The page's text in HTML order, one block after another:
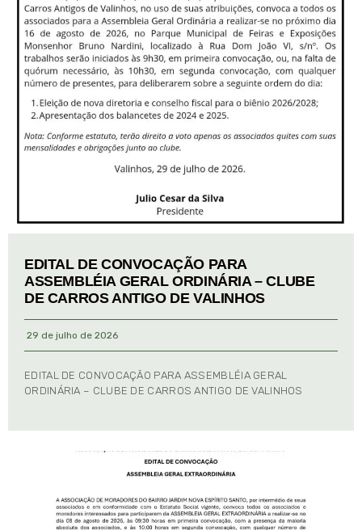
EDITAL DE CONVOCAÇÃO PARA
ASSEMBLÉIA GERAL ORDINÁRIA – CLUBE
DE CARROS ANTIGO DE VALINHOS
29 de julho de 2026
EDITAL DE CONVOCAÇÃO PARA ASSEMBLÉIA GERAL
ORDINÁRIA – CLUBE DE CARROS ANTIGO DE VALINHOS